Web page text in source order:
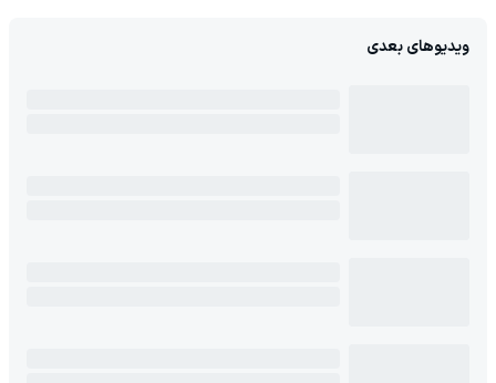
ویدیوهای بعدی